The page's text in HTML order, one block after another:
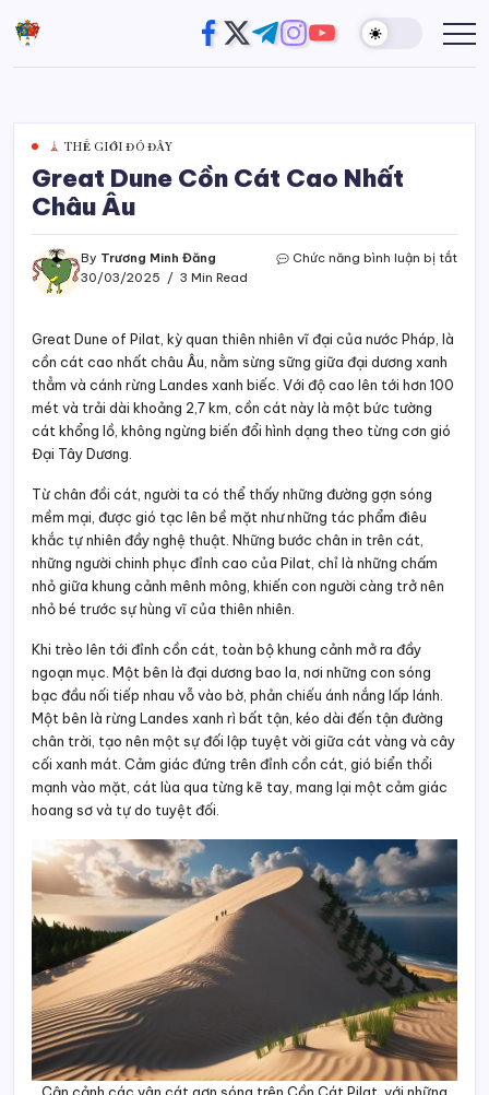
to
content
https://www.facebook.com/
https://twitter.com/
https://t.me/
https://
https://
Đường
Chân
Website
Trương
THẾ GIỚI ĐÓ ĐÂY
Great Dune Cồn Cát Cao Nhất
Châu Âu
By Trương Minh Đăng
30/03/2025
3 Min Read
Chức năng bình luận bị tắtở
Great Dune of Pilat, kỳ quan thiên nhiên vĩ đại của nước Pháp, là
cồn cát cao nhất châu Âu, nằm sừng sững giữa đại dương xanh
thẳm và cánh rừng Landes xanh biếc. Với độ cao lên tới hơn 100
mét và trải dài khoảng 2,7 km, cồn cát này là một bức tường
cát khổng lồ, không ngừng biến đổi hình dạng theo từng cơn gió
Đại Tây Dương.
Từ chân đồi cát, người ta có thể thấy những đường gợn sóng
mềm mại, được gió tạc lên bề mặt như những tác phẩm điêu
khắc tự nhiên đầy nghệ thuật. Những bước chân in trên cát,
những người chinh phục đỉnh cao của Pilat, chỉ là những chấm
nhỏ giữa khung cảnh mênh mông, khiến con người càng trở nên
nhỏ bé trước sự hùng vĩ của thiên nhiên.
Khi trèo lên tới đỉnh cồn cát, toàn bộ khung cảnh mở ra đầy
ngoạn mục. Một bên là đại dương bao la, nơi những con sóng
bạc đầu nối tiếp nhau vỗ vào bờ, phản chiếu ánh nắng lấp lánh.
Một bên là rừng Landes xanh rì bất tận, kéo dài đến tận đường
chân trời, tạo nên một sự đối lập tuyệt vời giữa cát vàng và cây
cối xanh mát. Cảm giác đứng trên đỉnh cồn cát, gió biển thổi
mạnh vào mặt, cát lùa qua từng kẽ tay, mang lại một cảm giác
hoang sơ và tự do tuyệt đối.
Cận cảnh các vân cát gợn sóng trên Cồn Cát Pilat, với những